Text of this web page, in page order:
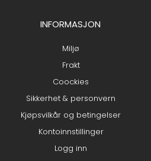
INFORMASJON
Miljø
Frakt
Coockies
Sikkerhet & personvern
Kjøpsvilkår og betingelser
Kontoinnstillinger
Logg inn